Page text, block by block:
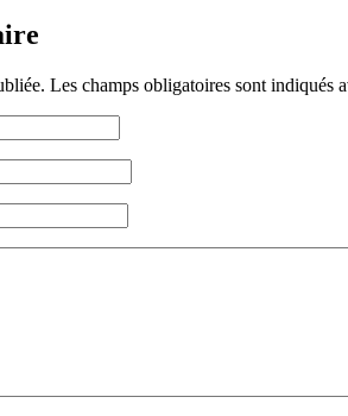
Les champs obligatoires sont indiqués